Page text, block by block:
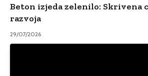
Beton izjeda zelenilo: Skrivena
razvoja
29/07/2026